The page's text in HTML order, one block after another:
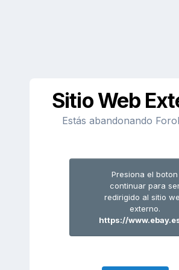
Sitio Web
Estás abandonando
Presiona el boton
continuar para
redirigido al sitio
externo.
https://